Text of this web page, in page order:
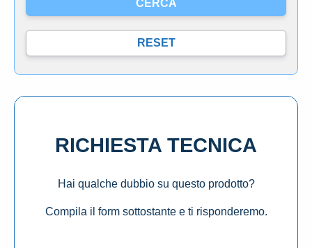
RICHIESTA TECNICA
Hai qualche dubbio su questo prodotto?
Compila il form sottostante e ti risponderemo.